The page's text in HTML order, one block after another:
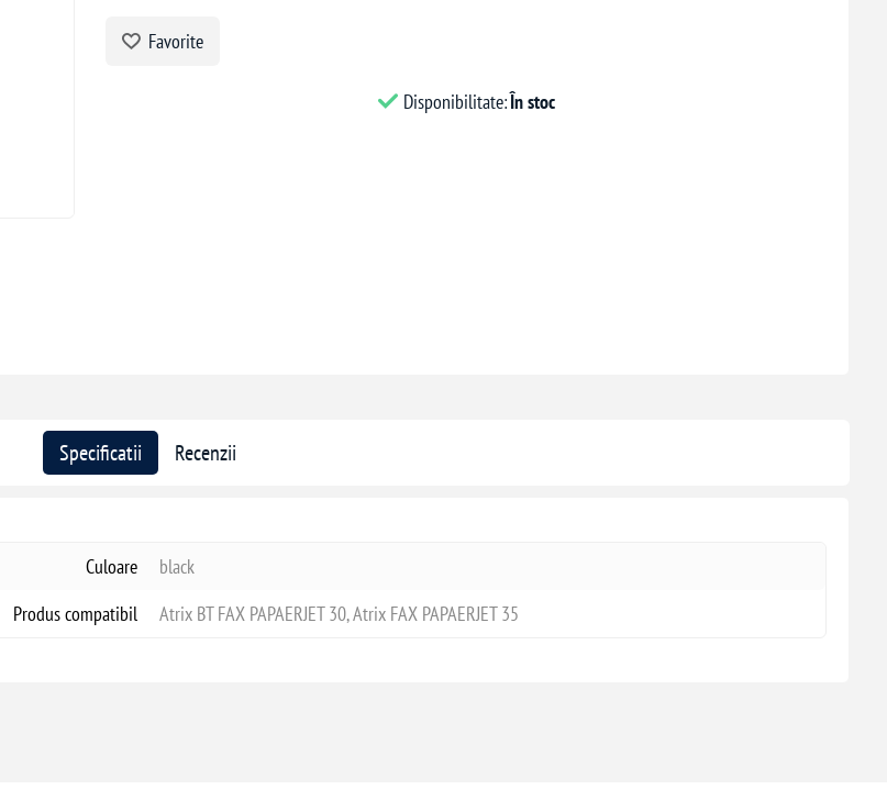
Favorite
Disponibilitate:În stoc
Specificatii Recenzii
Culoare
black
Produs compatibil
Atrix BT FAX PAPAERJET 30, Atrix FAX PAPAERJET 35